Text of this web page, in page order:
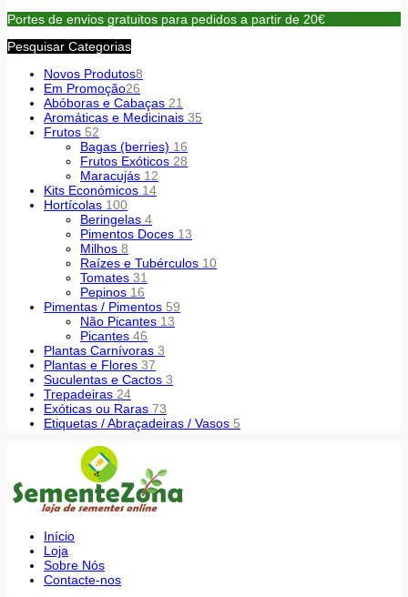
Portes de envios gratuitos para pedidos a partir de 20€
Pesquisar Categorias
Novos Produtos8
Em Promoção26
Abóboras e Cabaças 21
Aromáticas e Medicinais 35
Frutos 52
Bagas (berries) 16
Frutos Exóticos 28
Maracujás 12
Kits Económicos 14
Hortícolas 100
Beringelas 4
Pimentos Doces 13
Milhos 8
Raízes e Tubérculos 10
Tomates 31
Pepinos 16
Pimentas / Pimentos 59
Não Picantes 13
Picantes 46
Plantas Carnívoras 3
Plantas e Flores 37
Suculentas e Cactos 3
Trepadeiras 24
Exóticas ou Raras 73
Etiquetas / Abraçadeiras / Vasos 5
Início
Loja
Sobre Nós
Contacte-nos